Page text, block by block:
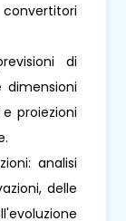
di
dimensioni
proiezioni
analisi
delle